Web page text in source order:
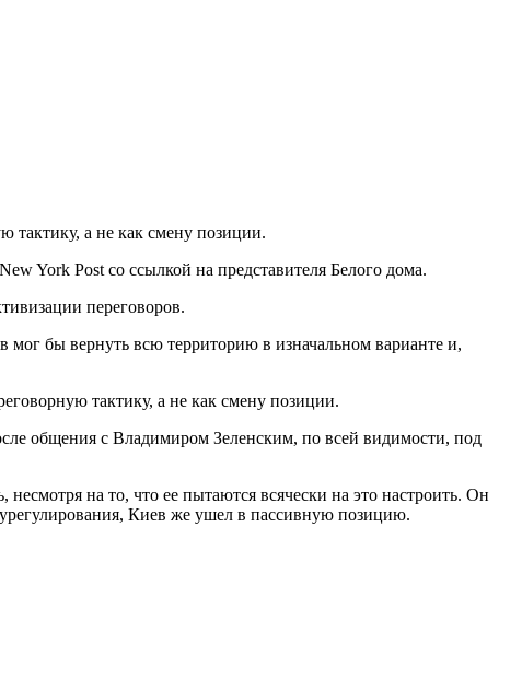
тактику, а не как смену позиции.
York Post со ссылкой на представителя Белого дома.
переговоров.
бы вернуть всю территорию в изначальном варианте и,
тактику, а не как смену позиции.
общения с Владимиром Зеленским, по всей видимости, под
на то, что ее пытаются всячески на это настроить. Он
Киев же ушел в пассивную позицию.